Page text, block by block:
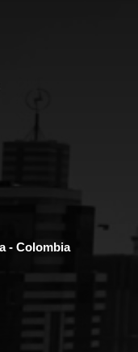
- Colombia